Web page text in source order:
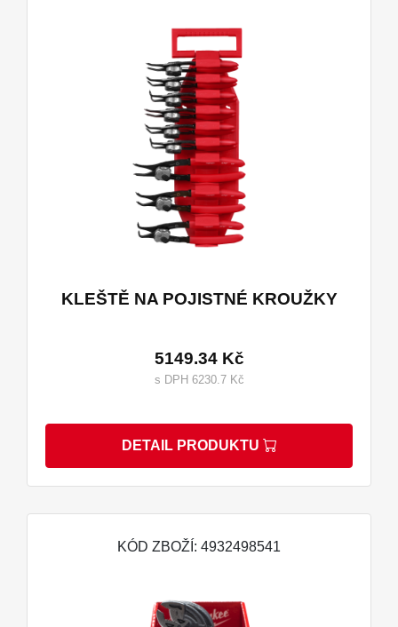
KLEŠTĚ NA POJISTNÉ KROUŽKY
5149.34 Kč
s DPH 6230.7 Kč
DETAIL PRODUKTU
KÓD ZBOŽÍ: 4932498541